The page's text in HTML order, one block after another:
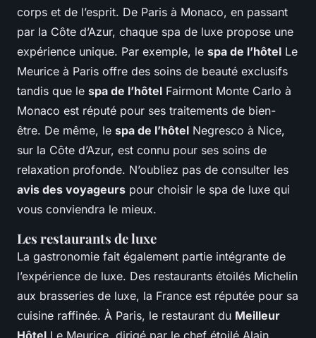
corps et de l’esprit. De Paris à Monaco, en passant
par la Côte d’Azur, chaque spa de luxe propose une
expérience unique. Par exemple, le spa de l’hôtel Le
Meurice à Paris offre des soins de beauté exclusifs
tandis que le spa de l’hôtel Fairmont Monte Carlo à
Monaco est réputé pour ses traitements de bien-
être. De même, le spa de l’hôtel Negresco à Nice,
sur la Côte d’Azur, est connu pour ses soins de
relaxation profonde. N’oubliez pas de consulter les
avis des voyageurs pour choisir le spa de luxe qui
vous conviendra le mieux.
Les restaurants de luxe
La gastronomie fait également partie intégrante de
l’expérience de luxe. Des restaurants étoilés Michelin
aux brasseries de luxe, la France est réputée pour sa
cuisine raffinée. À Paris, le restaurant du Meilleur
Hôtel Le Meurice, dirigé par le chef étoilé Alain